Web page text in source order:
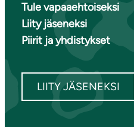
Tule vapaaehtoiseksi
Liity jäseneksi
Piirit ja yhdistykset
LIITY JÄSENEKSI